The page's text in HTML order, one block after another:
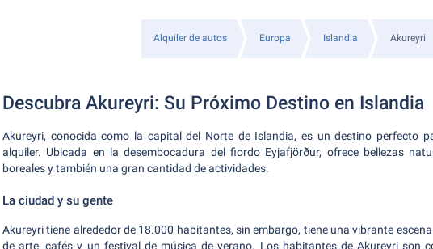
Alquiler de autos Europa Islandia Akureyri
Descubra Akureyri: Su Próximo Destino en Islandia
Akureyri, conocida como la capital del Norte de Islandia, es un destino perfecto
alquiler. Ubicada en la desembocadura del fiordo Eyjafjörður, ofrece bellezas
boreales y también una gran cantidad de actividades.
La ciudad y su gente
Akureyri tiene alrededor de 18.000 habitantes, sin embargo, tiene una vibrante
de arte, cafés y un festival de música de verano. Los habitantes de Akureyri son